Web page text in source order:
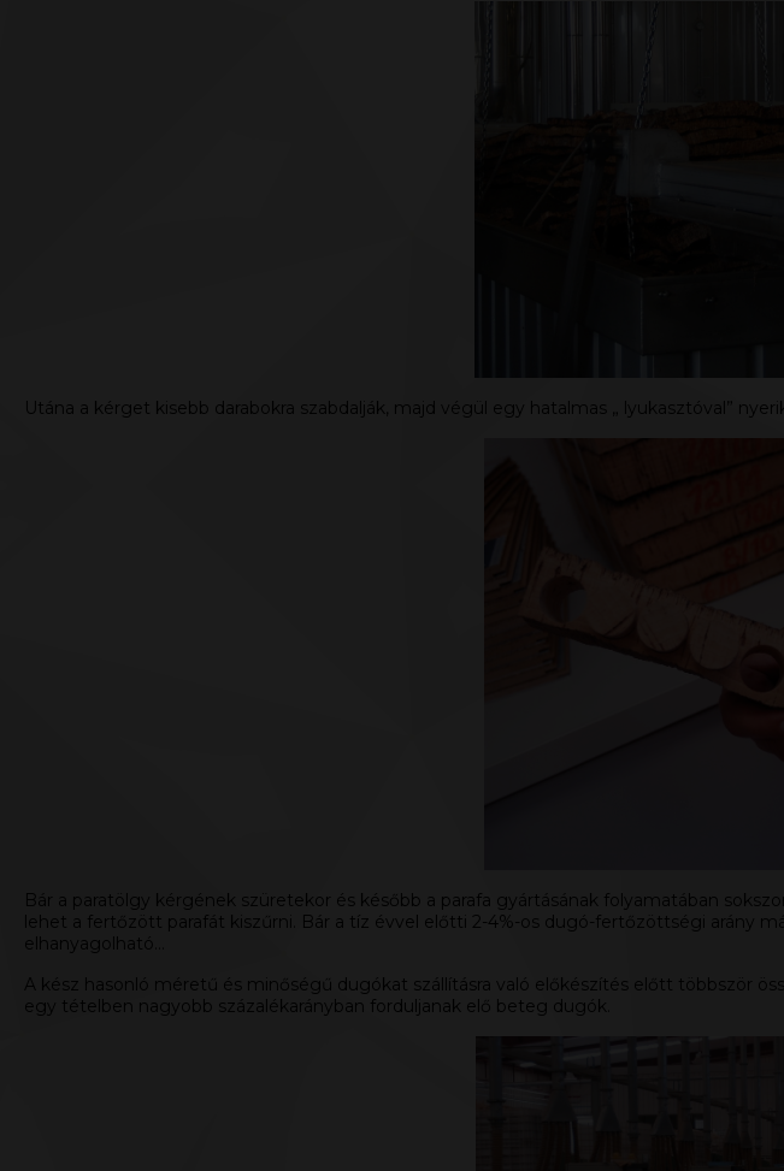
Utána a kérget kisebb darabokra szabdalják, majd végül egy hatalmas „ lyukasztóval”
Bár a paratölgy kérgének szüretekor és később a parafa gyártásának folyamatában
lehet a fertőzött parafát kiszűrni. Bár a tíz évvel előtti 2-4%-os dugó-fertőzöttségi arány
elhanyagolható…
A kész hasonló méretű és minőségű dugókat szállításra való előkészítés előtt többször
egy tételben nagyobb százalékarányban forduljanak elő beteg dugók.